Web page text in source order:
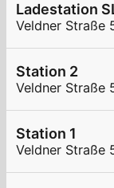
Ladestation
Veldner Straße
Station 2
Veldner Straße
Station 1
Veldner Straße